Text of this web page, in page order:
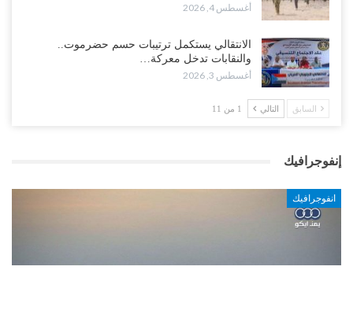
أغسطس 4, 2026
الانتقالي يستكمل ترتيبات حسم حضرموت..
والنقابات تدخل معركة…
أغسطس 3, 2026
السابق التالي 1 من 11
إنفوجرافيك
انفوجرافيك